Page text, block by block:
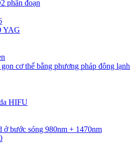
phân đoạn
YAG
cơ thể bằng phương pháp đông lạnh
HIFU
ở bước sóng 980nm + 1470nm